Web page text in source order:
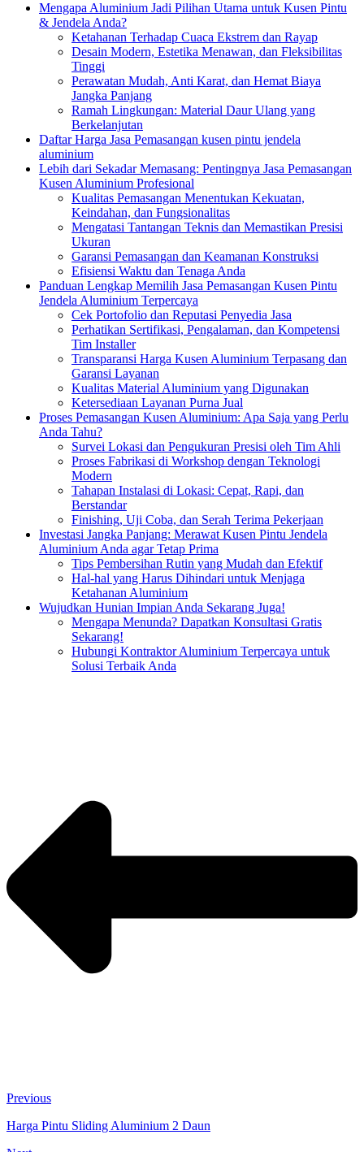
Mengapa Aluminium Jadi Pilihan Utama untuk Kusen Pintu
& Jendela Anda?
Ketahanan Terhadap Cuaca Ekstrem dan Rayap
Desain Modern, Estetika Menawan, dan Fleksibilitas
Tinggi
Perawatan Mudah, Anti Karat, dan Hemat Biaya
Jangka Panjang
Ramah Lingkungan: Material Daur Ulang yang
Berkelanjutan
Daftar Harga Jasa Pemasangan kusen pintu jendela
aluminium
Lebih dari Sekadar Memasang: Pentingnya Jasa Pemasangan
Kusen Aluminium Profesional
Kualitas Pemasangan Menentukan Kekuatan,
Keindahan, dan Fungsionalitas
Mengatasi Tantangan Teknis dan Memastikan Presisi
Ukuran
Garansi Pemasangan dan Keamanan Konstruksi
Efisiensi Waktu dan Tenaga Anda
Panduan Lengkap Memilih Jasa Pemasangan Kusen Pintu
Jendela Aluminium Terpercaya
Cek Portofolio dan Reputasi Penyedia Jasa
Perhatikan Sertifikasi, Pengalaman, dan Kompetensi
Tim Installer
Transparansi Harga Kusen Aluminium Terpasang dan
Garansi Layanan
Kualitas Material Aluminium yang Digunakan
Ketersediaan Layanan Purna Jual
Proses Pemasangan Kusen Aluminium: Apa Saja yang Perlu
Anda Tahu?
Survei Lokasi dan Pengukuran Presisi oleh Tim Ahli
Proses Fabrikasi di Workshop dengan Teknologi
Modern
Tahapan Instalasi di Lokasi: Cepat, Rapi, dan
Berstandar
Finishing, Uji Coba, dan Serah Terima Pekerjaan
Investasi Jangka Panjang: Merawat Kusen Pintu Jendela
Aluminium Anda agar Tetap Prima
Tips Pembersihan Rutin yang Mudah dan Efektif
Hal-hal yang Harus Dihindari untuk Menjaga
Ketahanan Aluminium
Wujudkan Hunian Impian Anda Sekarang Juga!
Mengapa Menunda? Dapatkan Konsultasi Gratis
Sekarang!
Hubungi Kontraktor Aluminium Terpercaya untuk
Solusi Terbaik Anda
Previous
Harga Pintu Sliding Aluminium 2 Daun